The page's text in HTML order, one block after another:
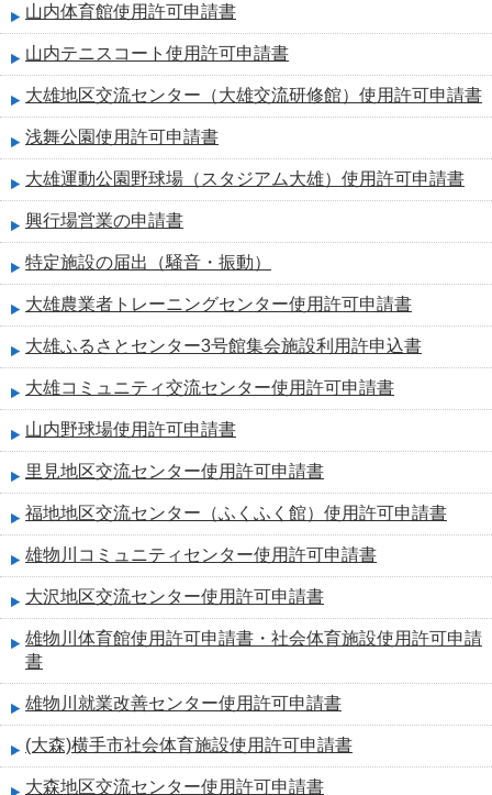
山内体育館使用許可申請書
山内テニスコート使用許可申請書
大雄地区交流センター（大雄交流研修館）使用許可申請書
浅舞公園使用許可申請書
大雄運動公園野球場（スタジアム大雄）使用許可申請書
興行場営業の申請書
特定施設の届出（騒音・振動）
大雄農業者トレーニングセンター使用許可申請書
大雄ふるさとセンター3号館集会施設利用許申込書
大雄コミュニティ交流センター使用許可申請書
山内野球場使用許可申請書
里見地区交流センター使用許可申請書
福地地区交流センター（ふくふく館）使用許可申請書
雄物川コミュニティセンター使用許可申請書
大沢地区交流センター使用許可申請書
雄物川体育館使用許可申請書・社会体育施設使用許可申請
書
雄物川就業改善センター使用許可申請書
(大森)横手市社会体育施設使用許可申請書
大森地区交流センター使用許可申請書